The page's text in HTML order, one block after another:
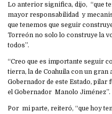
Lo anterior significa, dijo, “que
mayor responsabilidad y
que tenemos que seguir
Torreón no solo lo construye la
todos”.
“Creo que es importante seguir
tierra, la de Coahuila con un gran
Gobernador de este Estado,
el Gobernador Manolo Jiménez”.
Por mi parte, reiteró, “que hoy